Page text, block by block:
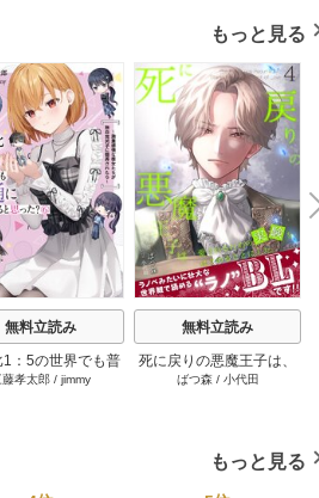
もっと見る
無料立読み
1：5の世界でも普
きられると思っ
藤孝太郎 / jimmy
無料立読み
死に戻りの悪魔王子は、
愛されるための実験をは
ばつ森/ 小代田
N
e
x
t
もっと見る